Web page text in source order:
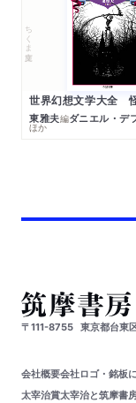
ちくま文庫
東雅夫編ダニエル・デ
ほか
〒111-8755 東京都台東
会社概要会社ロゴ・銘板
太宰治賞太宰治と筑摩書